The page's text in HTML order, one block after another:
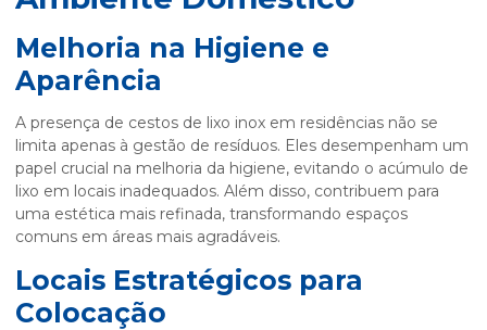
Melhoria na Higiene e
Aparência
A presença de cestos de lixo inox em residências não se
limita apenas à gestão de resíduos. Eles desempenham um
papel crucial na melhoria da higiene, evitando o acúmulo de
lixo em locais inadequados. Além disso, contribuem para
uma estética mais refinada, transformando espaços
comuns em áreas mais agradáveis.
Locais Estratégicos para
Colocação